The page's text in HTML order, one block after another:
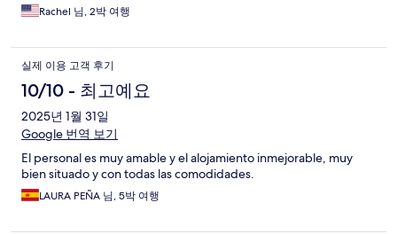
Rachel 님, 2박 여행
실제 이용 고객 후기
10/10 - 최고예요
2025년 1월 31일
Google 번역 보기
El personal es muy amable y el alojamiento inmejorable, muy
bien situado y con todas las comodidades.
LAURA PEÑA 님, 5박 여행